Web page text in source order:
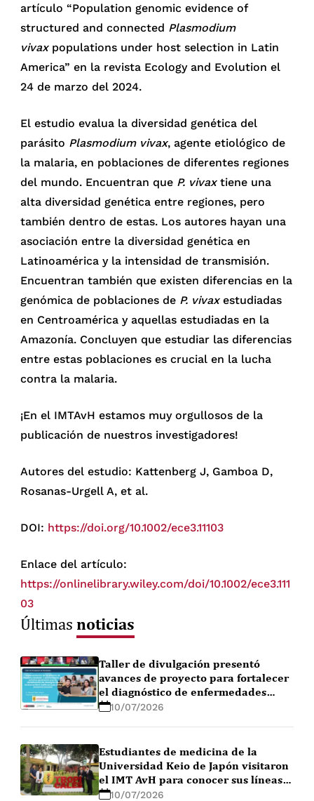
artículo “Population genomic evidence of
structured and connected Plasmodium
vivaxpopulations under host selection in Latin
America” en la revista Ecology and Evolution el
24 de marzo del 2024.
El estudio evalua la diversidad genética del
parásito Plasmodium vivax, agente etiológico de
la malaria, en poblaciones de diferentes regiones
del mundo. Encuentran que P. vivaxtiene una
alta diversidad genética entre regiones, pero
también dentro de estas. Los autores hayan una
asociación entre la diversidad genética en
Latinoamérica y la intensidad de transmisión.
Encuentran también que existen diferencias en la
genómica de poblaciones de P. vivaxestudiadas
en Centroamérica y aquellas estudiadas en la
Amazonía. Concluyen que estudiar las diferencias
entre estas poblaciones es crucial en la lucha
contra la malaria.
¡En el IMTAvH estamos muy orgullosos de la
publicación de nuestros investigadores!
Autores del estudio: Kattenberg J, Gamboa D,
Rosanas-Urgell A, et al.
DOI: https://doi.org/10.1002/ece3.11103
Enlace del artículo:
https://onlinelibrary.wiley.com/doi/10.1002/ece3.111
03
Últimasnoticias
Taller de divulgación presentó
avances de proyecto para fortalecer
el diagnóstico de enfermedades
febriles en la Amazonía peruana
10/07/2026
Estudiantes de medicina de la
Universidad Keio de Japón visitaron
el IMT AvH para conocer sus líneas
de investigación
10/07/2026